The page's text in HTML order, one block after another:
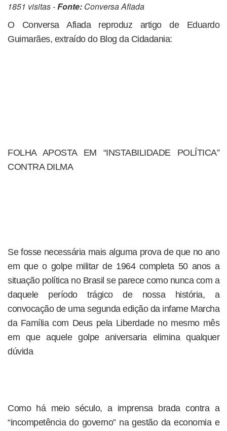
1851 visitas -Fonte: Conversa Afiada
O Conversa Afiada reproduz artigo de Eduardo
Guimarães, extraído do Blog da Cidadania:
FOLHA APOSTA EM “INSTABILIDADE POLÍTICA”
CONTRA DILMA
Se fosse necessária mais alguma prova de que no ano
em que o golpe militar de 1964 completa 50 anos a
situação política no Brasil se parece como nunca com a
daquele período trágico de nossa história, a
convocação de uma segunda edição da infame Marcha
da Família com Deus pela Liberdade no mesmo mês
em que aquele golpe aniversaria elimina qualquer
dúvida
Como há meio século, a imprensa brada contra a
“incompetência do governo” na gestão da economia e